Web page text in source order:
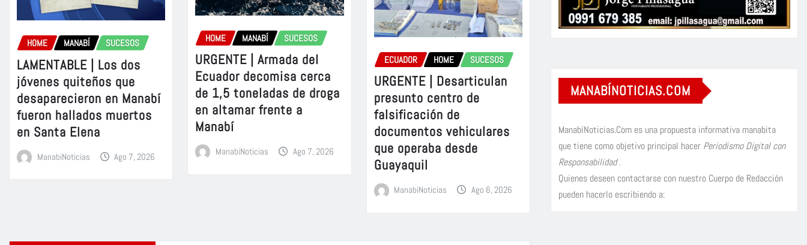
HOME MANABÍ SUCESOS
LAMENTABLE | Los dos
jóvenes quiteños que
desaparecieron en Manabí
fueron hallados muertos
en Santa Elena
ManabiNoticias Ago 7, 2026
HOME MANABÍ SUCESOS
URGENTE | Armada del
Ecuador decomisa cerca
de 1,5 toneladas de droga
en altamar frente a
Manabí
ManabiNoticias Ago 7, 2026
ECUADOR HOME SUCESOS
URGENTE | Desarticulan
presunto centro de
falsificación de
documentos vehiculares
que operaba desde
Guayaquil
ManabiNoticias Ago 6, 2026
MANABÍNOTICIAS.COM
ManabíNoticias.Com es una propuesta informativa manabita
que tiene como objetivo principal hacer Periodismo Digital con
Responsabilidad.
Quienes deseen contactarse con nuestro Cuerpo de Redacción
pueden hacerlo escribiendo a: